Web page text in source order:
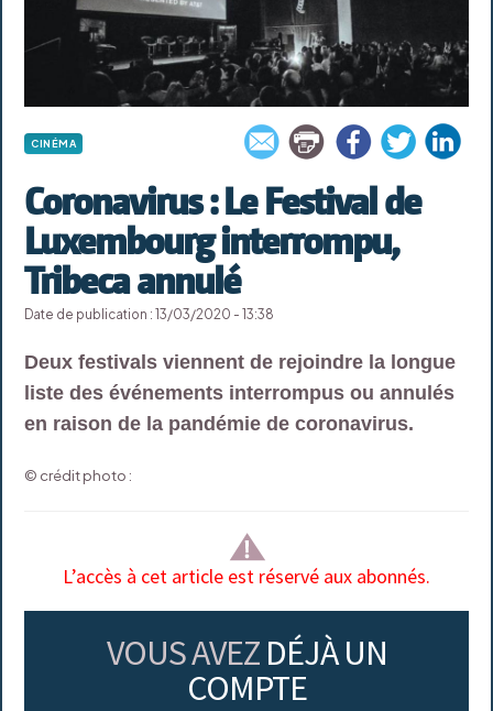
CINÉMA
Coronavirus : Le Festival de
Luxembourg interrompu,
Tribeca annulé
Date de publication : 13/03/2020 - 13:38
Deux festivals viennent de rejoindre la longue
liste des événements interrompus ou annulés
en raison de la pandémie de coronavirus.
© crédit photo :
L’accès à cet article est réservé aux abonnés.
VOUS AVEZ DÉJÀ UN
COMPTE